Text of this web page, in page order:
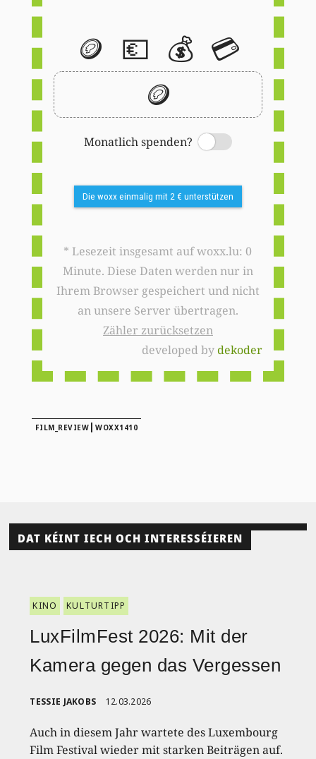
🪙 💶 💰 💳
🪙
Monatlich spenden?
Switch
Die woxx einmalig mit 2 € unterstützen
* Lesezeit insgesamt auf woxx.lu: 0
Minute. Diese Daten werden nur in
Ihrem Browser gespeichert und nicht
an unsere Server übertragen.
Zähler zurücksetzen
developed bydekoder
FILM_REVIEW |WOXX1410
DAT KÉINT IECH OCH INTERESSÉIEREN
KINO KULTURTIPP
LuxFilmFest 2026: Mit der
Kamera gegen das Vergessen
TESSIE JAKOBS 12.03.2026
Auch in diesem Jahr wartete des Luxembourg
Film Festival wieder mit starken Beiträgen auf.